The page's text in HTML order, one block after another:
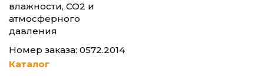
влажности, CO2 и
атмосферного
давления
Номер заказа: 0572.2014
Каталог